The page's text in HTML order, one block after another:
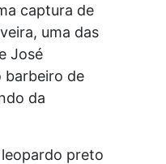
captura de
uma das
José
barbeiro de
da
preto